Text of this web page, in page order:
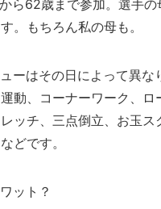
ら62歳まで参加。選手の
。もちろん私の母も。
ーはその日によって異な
動、コーナーワーク、ロ
ッチ、三点倒立、お玉ス
どです。
ット？